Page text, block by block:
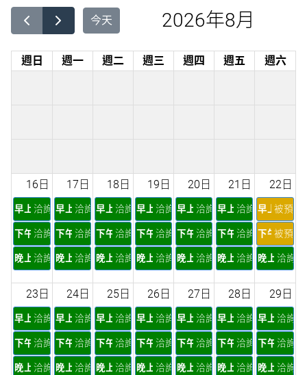
今天 2026年8月
週日 週一 週二 週三 週四 週五 週六
16日
早上 洽詢
下午 洽詢
晚上 洽詢
17日
早上 洽詢
下午 洽詢
晚上 洽詢
18日
早上 洽詢
下午 洽詢
晚上 洽詢
19日
早上 洽詢
下午 洽詢
晚上 洽詢
20日
早上 洽詢
下午 洽詢
晚上 洽詢
21日
早上 洽詢
下午 洽詢
晚上 洽詢
22日
早上被預定
下午被預定
晚上 洽詢
23日
早上 洽詢
下午 洽詢
晚上 洽詢
24日
早上 洽詢
下午 洽詢
晚上 洽詢
25日
早上 洽詢
下午 洽詢
晚上 洽詢
26日
早上 洽詢
下午 洽詢
晚上 洽詢
27日
早上 洽詢
下午 洽詢
晚上 洽詢
28日
早上 洽詢
下午 洽詢
晚上 洽詢
29日
早上 洽詢
下午 洽詢
晚上 洽詢